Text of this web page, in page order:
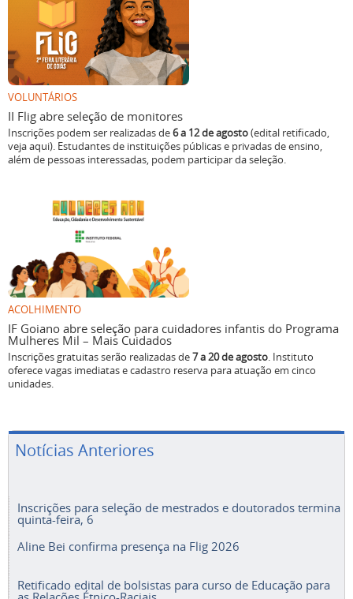
VOLUNTÁRIOS
II Flig abre seleção de monitores
Inscrições podem ser realizadas de6 a 12 de agosto(edital retificado,
veja aqui). Estudantes de instituições públicas e privadas de ensino,
além de pessoas interessadas, podem participar da seleção.
ACOLHIMENTO
IF Goiano abre seleção para cuidadores infantis do Programa
Mulheres Mil – Mais Cuidados
Inscrições gratuitas serão realizadas de7 a 20 de agosto. Instituto
oferece vagas imediatas e cadastro reserva para atuação em cinco
unidades.
Notícias Anteriores
Inscrições para seleção de mestrados e doutorados termina
quinta-feira, 6
Aline Bei confirma presença na Flig 2026
Retificado edital de bolsistas para curso de Educação para